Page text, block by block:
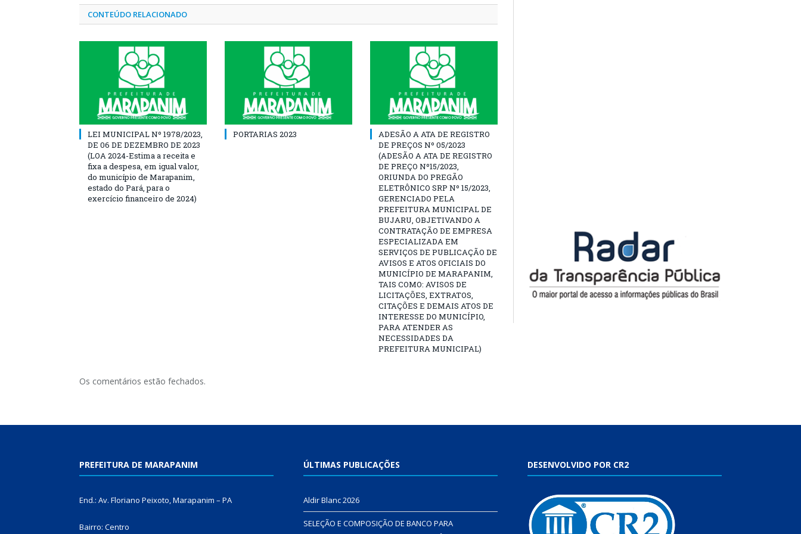
CONTEÚDO RELACIONADO
LEI MUNICIPAL Nº 1978/2023,
DE 06 DE DEZEMBRO DE 2023
(LOA 2024-Estima a receita e
fixa a despesa, em igual valor,
do município de Marapanim,
estado do Pará, para o
exercício financeiro de 2024)
PORTARIAS 2023
ADESÃO A ATA DE REGISTRO
DE PREÇOS Nº 05/2023
(ADESÃO A ATA DE REGISTRO
DE PREÇO Nº15/2023,
ORIUNDA DO PREGÃO
ELETRÔNICO SRP Nº 15/2023,
GERENCIADO PELA
PREFEITURA MUNICIPAL DE
BUJARU, OBJETIVANDO A
CONTRATAÇÃO DE EMPRESA
ESPECIALIZADA EM
SERVIÇOS DE PUBLICAÇÃO DE
AVISOS E ATOS OFICIAIS DO
MUNICÍPIO DE MARAPANIM,
TAIS COMO: AVISOS DE
LICITAÇÕES, EXTRATOS,
CITAÇÕES E DEMAIS ATOS DE
INTERESSE DO MUNICÍPIO,
PARA ATENDER AS
NECESSIDADES DA
PREFEITURA MUNICIPAL)
Os comentários estão fechados.
PREFEITURA DE MARAPANIM
End.: Av. Floriano Peixoto, Marapanim – PA
Bairro: Centro
ÚLTIMAS PUBLICAÇÕES
Aldir Blanc 2026
SELEÇÃO E COMPOSIÇÃO DE BANCO PARA
DESENVOLVIDO POR CR2